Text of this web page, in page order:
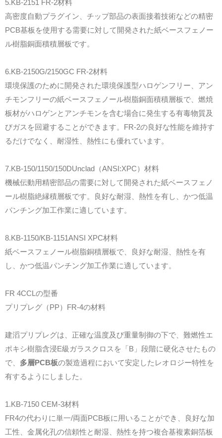
5.KB-2151 FR-2材料
高密度自動プラグイン、チップ部品の表面接着技術などの精密
PCB基板を使用する需要に対して開発された紙ベースフェノー
ル樹脂銅面積積層板です。
6.KB-2150G/2150GC FR-2材料
環境保護のために開発された環境保護型ハロゲンフリー、アン
チモンフリーの紙ベースフェノール樹脂銅面積積層板で、燃焼
板材がハロゲンとアンチモンを含む場合に発生する有毒物質及
びガスを回避することができます。FR-2の良好な性能を維持す
るだけでなく、耐湿性、熱性にも優れています。
7.KB-150/1150/150DUnclad（ANSI:XPC）材料
機械伝動用精密部品の需要に対して開発された紙ベースフェノ
ール樹脂絶縁積層板です。良好な耐湿、熱性を有し、かつ低温
パンチング加工作業に適しています。
8.KB-1150/KB-1151ANSI XPC材料
紙ベースフェノール樹脂銅積層板で、良好な耐湿、熱性を有
し、かつ低温パンチング加工作業に適しています。
FR 4CCLの型番
プリプレグ（PP）FR-4の材料
建滔プリプレグは、正確な温度及び重量制御の下で、難燃性エ
ポキシ樹脂含浸E級ガラスクロスを「B」段階に硬化させたもの
で、 多層PCB板の製造過程において安定したレオロジー特性を
有するようにしました。
1.KB-7150 CEM-3材料
FR4の代わりに単一/両面PCB板に用いることができ、良好な加
工性、金属化孔の信頼性と耐湿、熱性を持つ複合基複素銅箔板